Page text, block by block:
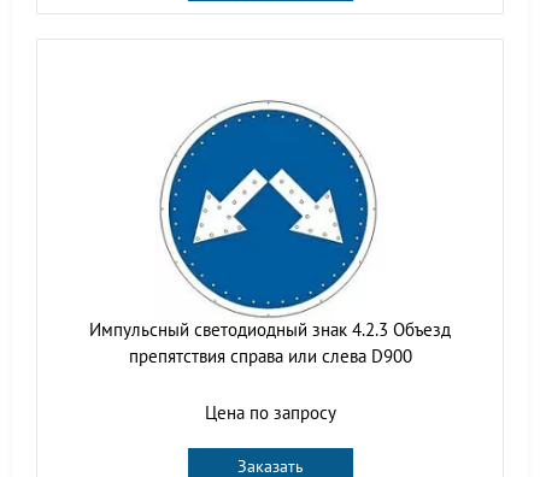
Импульсный светодиодный знак 4.2.3 Объезд
препятствия справа или слева D900
Цена по запросу
Заказать